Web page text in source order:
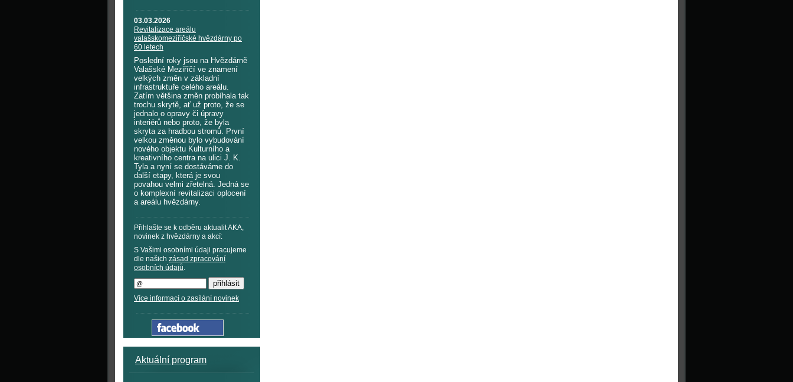
03.03.2026
Revitalizace areálu
valašskomeziříčské hvězdárny po
60 letech
Poslední roky jsou na Hvězdárně
Valašské Meziříčí ve znamení
velkých změn v základní
infrastruktuře celého areálu.
Zatím většina změn probíhala tak
trochu skrytě, ať už proto, že se
jednalo o opravy či úpravy
interiérů nebo proto, že byla
skryta za hradbou stromů. První
velkou změnou bylo vybudování
nového objektu Kulturního a
kreativního centra na ulici J. K.
Tyla a nyní se dostáváme do
další etapy, která je svou
povahou velmi zřetelná. Jedná se
o komplexní revitalizaci oplocení
a areálu hvězdárny.
Přihlašte se k odběru aktualit AKA,
novinek z hvězdárny a akcí:
S Vašimi osobními údaji pracujeme
dle našich zásad zpracování
osobních údajů.
Více informací o zasílání novinek
Aktuální program